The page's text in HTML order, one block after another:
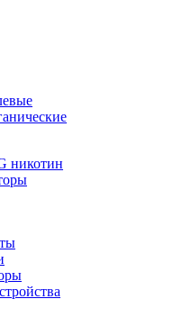
никотин